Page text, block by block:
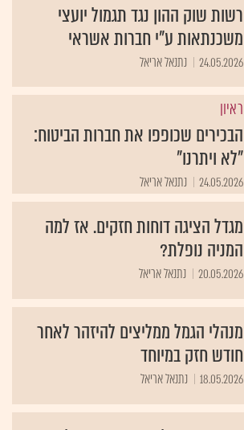
רשות שוק ההון נגד תגמול יועצי
משכנתאות ע"י חברות אשראי
24.05.2026 נתנאל אריאל
ראיון
הבכירים שכופפו את חברות הביטוח:
"לא ויתרנו"
24.05.2026 נתנאל אריאל
מגדל הציגה דוחות חזקים. אז למה
המניה נופלת?
20.05.2026 נתנאל אריאל
מנהלי הגמל ממליצים להיזהר לאחר
חודש חזק במיוחד
18.05.2026 נתנאל אריאל